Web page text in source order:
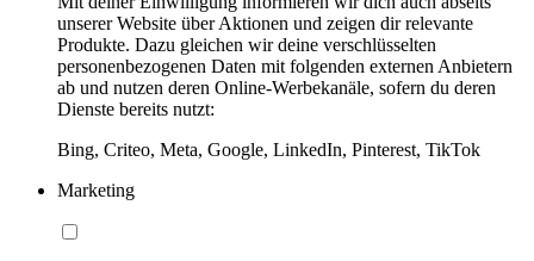
unserer Website über Aktionen und zeigen dir relevante
Produkte. Dazu gleichen wir deine verschlüsselten
personenbezogenen Daten mit folgenden externen Anbietern
ab und nutzen deren Online-Werbekanäle, sofern du deren
Dienste bereits nutzt:
Bing, Criteo, Meta, Google, LinkedIn, Pinterest, TikTok
Marketing